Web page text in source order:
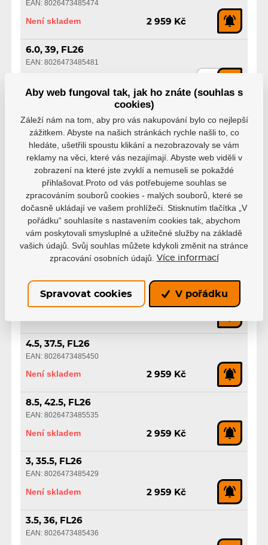
EAN: 8026473485474
Není skladem 2 959 Kč
6.0, 39, FL26
EAN: 8026473485481
EAN: 8026473485498
Není skladem 2 959 Kč
7.0, 40.5, FL26
EAN: 8026473485504
Není skladem 2 959 Kč
7.5, 41, FL26
EAN: 8026473485511
Skladem 2 959 Kč
8.0, 42, FL26
EAN: 8026473485528
4.5, 37.5, FL26
EAN: 8026473485450
Není skladem 2 959 Kč
8.5, 42.5, FL26
EAN: 8026473485535
Není skladem 2 959 Kč
3, 35.5, FL26
EAN: 8026473485429
Není skladem 2 959 Kč
3.5, 36, FL26
EAN: 8026473485436
Aby web fungoval tak, jak ho znáte (souhlas s
cookies)
Záleží nám na tom, aby pro vás nakupování bylo co nejlepší
zážitkem. Abyste na našich stránkách rychle našli to, co
hledáte, ušetřili spoustu klikání a nezobrazovaly se vám
reklamy na věci, které vás nezajímají. Abyste web viděli v
zobrazení na které jste zvyklí a nemuseli se pokaždé
přihlašovat.Proto od vás potřebujeme souhlas se
zpracováním souborů cookies - malých souborů, které se
dočasně ukládají ve vašem prohlížeči. Stisknutím tlačítka „V
pořádku“ souhlasíte s nastavením cookies tak, abychom
vám poskytovali smysluplné a užitečné služby na základě
vašich údajů. Svůj souhlas můžete kdykoli změnit na stránce
zpracování osobních údajů.
Více informací
Spravovat cookies V pořádku